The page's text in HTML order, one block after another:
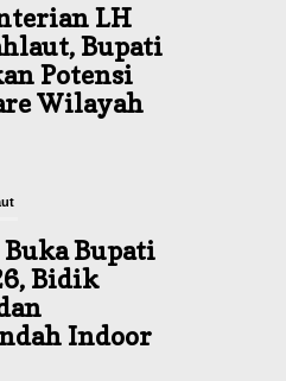
LH
Bupati
Potensi
Wilayah
Bupati
Bidik
Indoor